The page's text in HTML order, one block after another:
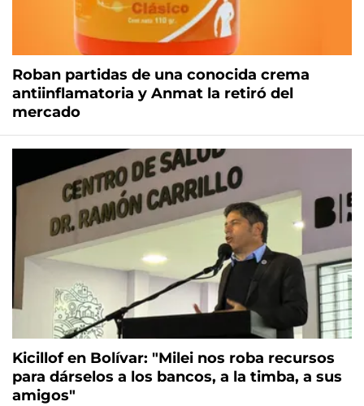
Roban partidas de una conocida crema
antiinflamatoria y Anmat la retiró del
mercado
Kicillof en Bolívar: "Milei nos roba recursos
para dárselos a los bancos, a la timba, a sus
amigos"